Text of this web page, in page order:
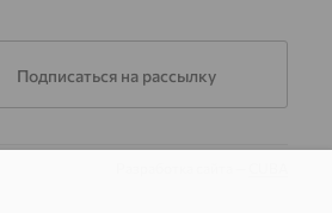
Подписаться на рассылку